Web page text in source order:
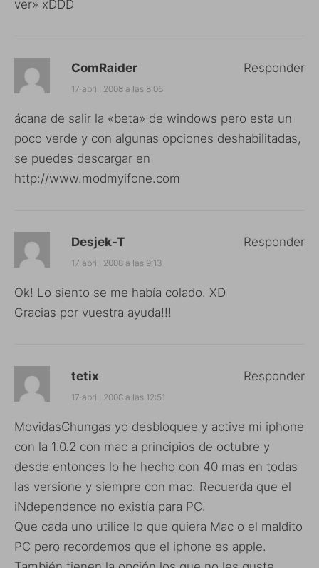
ver» xDDD
ComRaider
17 abril, 2008 a las 8:06
ácana de salir la «beta» de windows pero esta un
poco verde y con algunas opciones deshabilitadas,
se puedes descargar en
http://www.modmyifone.com
Responder
Desjek-T
17 abril, 2008 a las 9:13
Ok! Lo siento se me había colado. XD
Gracias por vuestra ayuda!!!
Responder
tetix
17 abril, 2008 a las 12:51
MovidasChungas yo desbloquee y active mi iphone
con la 1.0.2 con mac a principios de octubre y
desde entonces lo he hecho con 40 mas en todas
las versione y siempre con mac. Recuerda que el
iNdependence no existía para PC.
Que cada uno utilice lo que quiera Mac o el maldito
PC pero recordemos que el iphone es apple.
Responder